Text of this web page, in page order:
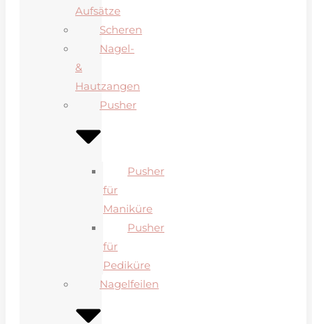
Aufsätze
Scheren
Nagel-
&
Hautzangen
Pusher
Pusher
für
Maniküre
Pusher
für
Pediküre
Nagelfeilen